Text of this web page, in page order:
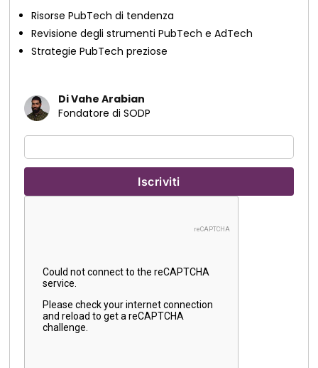
Risorse PubTech di tendenza
Revisione degli strumenti PubTech e AdTech
Strategie PubTech preziose
Di Vahe Arabian
Fondatore di SODP